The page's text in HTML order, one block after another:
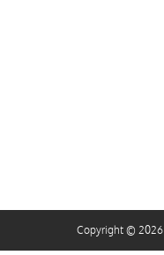
Copyright © 2026